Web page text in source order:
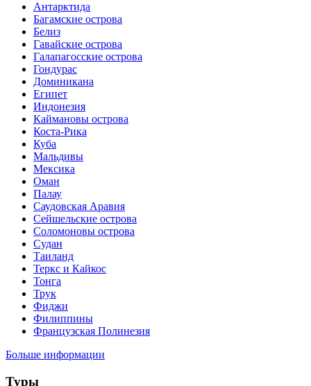
Антарктида
Багамские острова
Белиз
Гавайские острова
Галапагосские острова
Гондурас
Доминикана
Египет
Индонезия
Каймановы острова
Коста-Рика
Куба
Мальдивы
Мексика
Оман
Палау
Саудовская Аравия
Сейшельские острова
Соломоновы острова
Судан
Таиланд
Теркс и Кайкос
Тонга
Трук
Фиджи
Филиппины
Французская Полинезия
Больше информации
Туры